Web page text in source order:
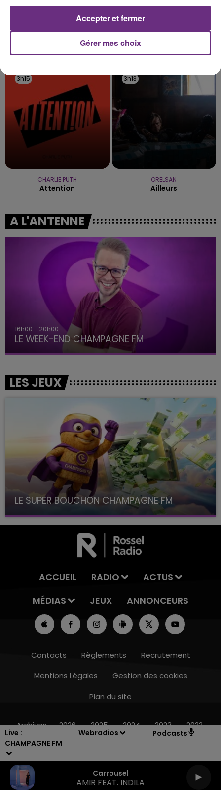
Live :
CHAMPAGNE FM
Webradios Podcasts
Carrousel
AMIR FEAT. INDILA
7h00 - 12h00
Marry You
OFENBACH & STARSAILOR
Four To The Floor
3h15
3h15
CHARLIE PUTH
Attention
3h13
3h13
ORELSAN
Ailleurs
A L'ANTENNE
16h00 - 20h00
LE WEEK-END CHAMPAGNE FM
LES JEUX
LE SUPER BOUCHON CHAMPAGNE FM
avec La Famille Champagne FM, à 8H10
ACCUEIL RADIO
ACTUS
MÉDIAS
JEUX ANNONCEURS
Contacts Règlements
Recrutement
Mentions Légales
Gestion des cookies
Plan du site
Archives 2026 2025 2024 2023 2022
Gérer mes choix
Accepter et fermer